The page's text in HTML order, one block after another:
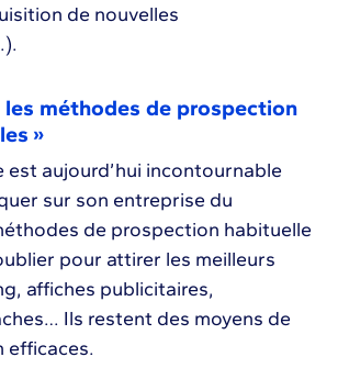
de nouvelles
les méthodes de prospection
»
est aujourd’hui incontournable
sur son entreprise du
de prospection habituelle
pour attirer les meilleurs
affiches publicitaires,
Ils restent des moyens de
efficaces.